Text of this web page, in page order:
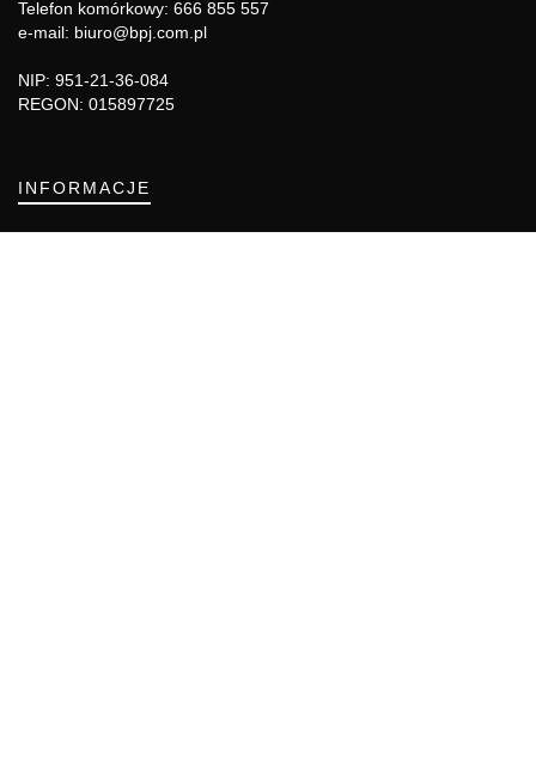
Telefon komórkowy: 666 855 557
e-mail: biuro@bpj.com.pl
NIP: 951-21-36-084
REGON: 015897725
INFORMACJE